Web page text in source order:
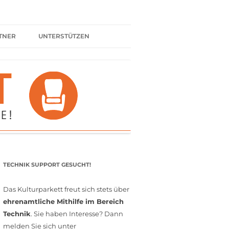
UNTERSTÜTZEN
SPENDEN
FÖRDERMITGLIED WERDEN
MITGLIEDSCHAFT
TECHNIK SUPPORT GESUCHT!
Das Kulturparkett freut sich stets über
ehrenamtliche Mithilfe im Bereich
Technik. Sie haben Interesse? Dann
melden Sie sich unter